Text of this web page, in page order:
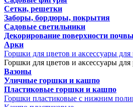
Сетки, решетки
Заборы, бордюры, покрытия
Садовые светильники
Декорирование поверхности почвы
Арки
Горшки для цветов и аксессуары для
Горшки для цветов и аксессуары для
Вазоны
Уличные горшки и кашпо
Пластиковые горшки и кашпо
Горшки пластиковые с нижним